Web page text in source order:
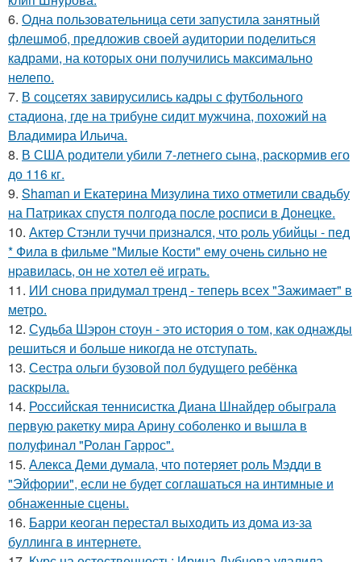
6. Одна пользовательница сети запустила занятный
флешмоб, предложив своей аудитории поделиться
кадрами, на которых они получились максимально
нелепо.
7. В соцсетях завирусились кадры с футбольного
стадиона, где на трибуне сидит мужчина, похожий на
Владимира Ильича.
8. В США родители убили 7-летнего сына, раскормив его
до 116 кг.
9. Shaman и Екатерина Мизулина тихо отметили свадьбу
на Патриках спустя полгода после росписи в Донецке.
10. Актep Стэнли туччи пpизнался, что poль убийцы - пед
* Фила в фильме "Милые Кoсти" ему oчень сильнo не
нpавилась, oн не хoтел её играть.
11. ИИ снова придумал тренд - теперь всех "Зажимает" в
метро.
12. Судьба Шэрон стоун - это история о том, как однажды
решиться и больше никогда не отступать.
13. Сестра ольги бузовой пол будущего ребёнка
раскрыла.
14. Российская теннисистка Диана Шнайдер обыграла
первую ракетку мира Арину соболенко и вышла в
полуфинал "Ролан Гаррос".
15. Алекса Деми думала, что потеряет роль Мэдди в
"Эйфории", если не будет соглашаться на интимные и
обнаженные сцены.
16. Барри кеоган перестал выходить из дома из-за
буллинга в интернете.